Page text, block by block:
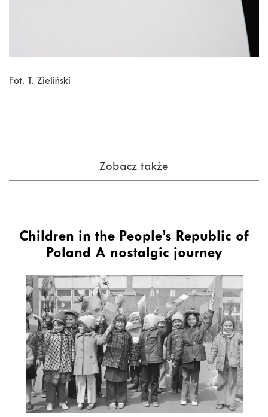
Fot. T. Zieliński
Zobacz także
Children in the People’s Republic of
Poland A nostalgic journey